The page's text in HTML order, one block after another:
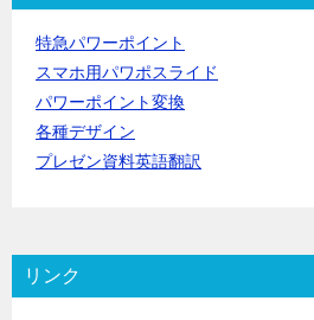
特急パワーポイント
スマホ用パワポスライド
パワーポイント変換
各種デザイン
プレゼン資料英語翻訳
リンク